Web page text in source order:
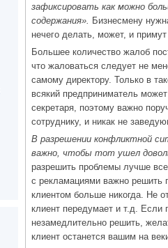
зафиксировать как можно
содержания». Бизнесмену
нечего делать, может, и
Большее количество жалоб
что жаловаться следует не
самому директору. Только в
всякий предприниматель
секретаря, поэтому важно
сотруднику, и никак не
В разрешении конфликтной
важно, чтобы тот ушел
разрешить проблемы лучше
с рекламациями важно решить
клиентом больше никогда. Не
клиент передумает и т.д. Если
незамедлительно решить,
клиент останется вашим на